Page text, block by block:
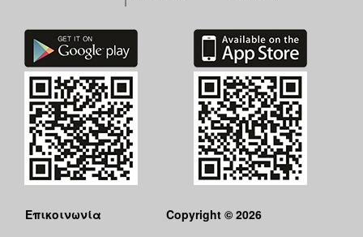
Επικοινωνία
Copyright © 2026